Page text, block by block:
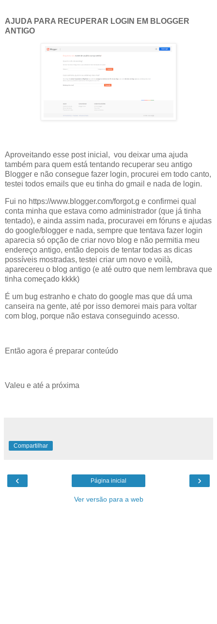
AJUDA PARA RECUPERAR LOGIN EM BLOGGER
ANTIGO
Aproveitando esse post inicial, vou deixar uma ajuda
também para quem está tentando recuperar seu antigo
Blogger e não consegue fazer login, procurei em todo canto,
testei todos emails que eu tinha do gmail e nada de login.
Fui no https://www.blogger.com/forgot.g e confirmei qual
conta minha que estava como administrador (que já tinha
tentado), e ainda assim nada, procuravei em fóruns e ajudas
do google/blogger e nada, sempre que tentava fazer login
aparecia só opção de criar novo blog e não permitia meu
endereço antigo, então depois de tentar todas as dicas
possíveis mostradas, testei criar um novo e voilà,
aparecereu o blog antigo (e até outro que nem lembrava que
tinha começado kkkk)
É um bug estranho e chato do google mas que dá uma
canseira na gente, até por isso demorei mais para voltar
com blog, porque não estava conseguindo acesso.
Então agora é preparar conteúdo
Valeu e até a próxima
Compartilhar
‹ ›
Página inicial
Ver versão para a web